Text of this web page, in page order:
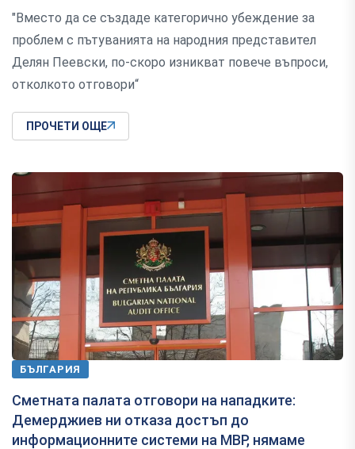
"Вместо да се създаде категорично убеждение за
проблем с пътуванията на народния представител
Делян Пеевски, по-скоро изникват повече въпроси,
отколкото отговори“
ПРОЧЕТИ ОЩЕ
БЪЛГАРИЯ
Сметната палата отговори на нападките:
Демерджиев ни отказа достъп до
информационните системи на МВР, нямаме